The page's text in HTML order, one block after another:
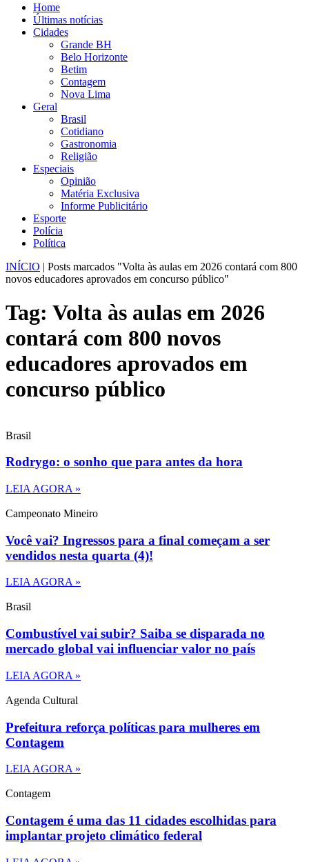
Home
Últimas notícias
Cidades
Grande BH
Belo Horizonte
Betim
Contagem
Nova Lima
Geral
Brasil
Cotidiano
Gastronomia
Religião
Especiais
Opinião
Matéria Exclusiva
Informe Publicitário
Esporte
Polícia
Política
INÍCIO | Posts marcados "Volta às aulas em 2026 contará com 800
novos educadores aprovados em concurso público"
Tag: Volta às aulas em 2026
contará com 800 novos
educadores aprovados em
concurso público
Brasil
Rodrygo: o sonho que para antes da hora
LEIA AGORA »
Campeonato Mineiro
Você vai? Ingressos para a final começam a ser
vendidos nesta quarta (4)!
LEIA AGORA »
Brasil
Combustível vai subir? Saiba se disparada no
mercado global vai influenciar valor no país
LEIA AGORA »
Agenda Cultural
Prefeitura reforça políticas para mulheres em
Contagem
LEIA AGORA »
Contagem
Contagem é uma das 11 cidades escolhidas para
implantar projeto climático federal